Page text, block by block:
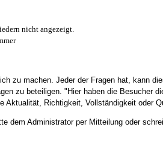
nicht angezeigt.
zu machen. Jeder der Fragen hat, kann
zu beteiligen. "Hier haben die Besucher
Richtigkeit, Vollständigkeit oder
dem Administrator per Mitteilung oder